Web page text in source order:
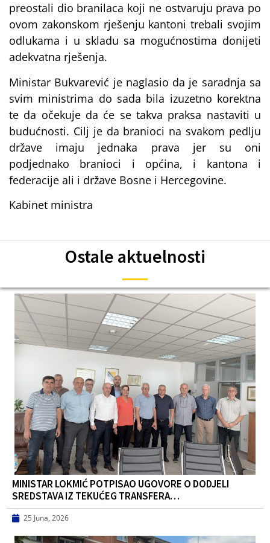
preostali dio branilaca koji ne ostvaruju prava po
ovom zakonskom rješenju kantoni trebali svojim
odlukama i u skladu sa mogućnostima donijeti
adekvatna rješenja.
Ministar Bukvarević je naglasio da je saradnja sa
svim ministrima do sada bila izuzetno korektna
te da očekuje da će se takva praksa nastaviti u
budućnosti. Cilj je da branioci na svakom pedlju
države imaju jednaka prava jer su oni
podjednako branioci i općina, i kantona i
federacije ali i države Bosne i Hercegovine.
Kabinet ministra
Ostale aktuelnosti
MINISTAR LOKMIĆ POTPISAO UGOVORE O DODJELI
SREDSTAVA IZ TEKUĆEG TRANSFERA…
25 Juna, 2026